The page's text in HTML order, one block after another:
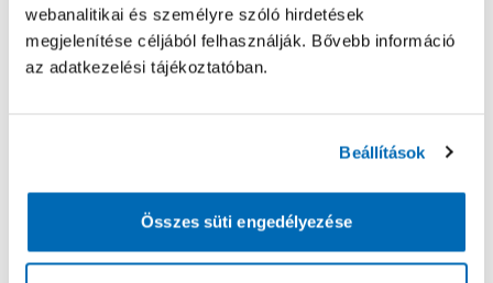
webanalitikai és személyre szóló hirdetések
megjelenítése céljából felhasználják. Bővebb információ
az adatkezelési tájékoztatóban.
Beállítások
Összes süti engedélyezése